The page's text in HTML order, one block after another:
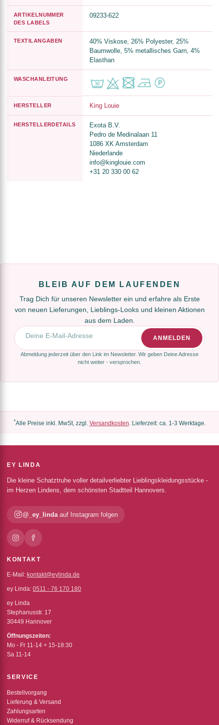
ARTIKELNUMMER
DES LABELS
09233-622
TEXTILANGABEN
40% Viskose, 26% Polyester, 25%
Baumwolle, 5% metallisches Garn, 4%
Elasthan
WASCHANLEITUNG
HERSTELLER King Louie
HERSTELLERDETAILS
Exota B.V.
Pedro de Medinalaan 11
1086 XK Amsterdam
Niederlande
info@kinglouie.com
+31 20 330 00 62
BLEIB AUF DEM LAUFENDEN
Trag Dich für unseren Newsletter ein und erfahre als Erste
von neuen Lieferungen, Lieblings-Looks und kleinen Aktionen
aus dem Laden.
E-Mail-Adresse
ANMELDEN
Abmeldung jederzeit über den Link im Newsletter. Wir geben Deine Adresse
nicht weiter - versprochen.
*Alle Preise inkl. MwSt, zzgl. Versandkosten. Lieferzeit: ca. 1-3 Werktage.
EY LINDA
Die kleine Schatztruhe voller detailverliebter Lieblingskleidungsstücke -
im Herzen Lindens, dem schönsten Stadtteil Hannovers.
@_ey_linda auf Instagram folgen
KONTAKT
E-Mail: kontakt@eylinda.de
ey Linda: 0511 - 76 170 180
ey Linda
Stephanusstr. 17
30449 Hannover
Öffnungszeiten:
Mo - Fr 11-14 + 15-18:30
Sa 11-14
SERVICE
Bestellvorgang
Lieferung & Versand
Zahlungsarten
Widerruf & Rücksendung